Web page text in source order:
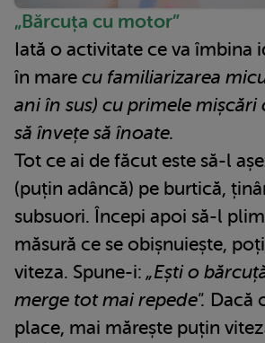
„Bărcuța cu motor”
Iată o activitate ce va îmbina
în mare cu familiarizarea
ani în sus) cu primele mișcări
să învețe să înoate.
Tot ce ai de făcut este să-l
(puțin adâncă) pe burtică,
subsuori. Începi apoi să-l
măsură ce se obișnuiește,
viteza. Spune-i: „Ești o
merge tot mai repede". Dacă
place, mai mărește puțin